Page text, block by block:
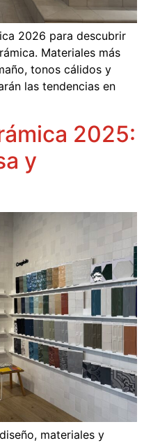
2026 para descubrir
Materiales más
tonos cálidos y
las tendencias en
2025:
y
materiales y